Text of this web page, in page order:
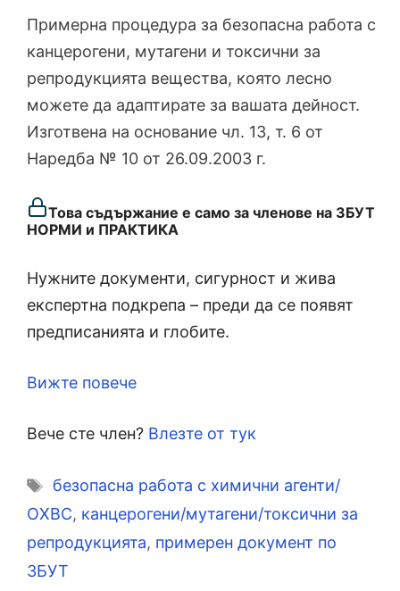
Примерна процедура за безопасна работа с
канцерогени, мутагени и токсични за
репродукцията вещества, която лесно
можете да адаптирате за вашата дейност.
Изготвена на основание чл. 13, т. 6 от
Наредба № 10 от 26.09.2003 г.
Това съдържание е само за членове на ЗБУТ
НОРМИ и ПРАКТИКА
Нужните документи, сигурност и жива
експертна подкрепа – преди да се появят
предписанията и глобите.
Вижте повече
Вече сте член? Влезте от тук
Етикети
безопасна работа с химични агенти/
ОХВС, канцерогени/мутагени/токсични за
репродукцията, примерен документ по
ЗБУТ